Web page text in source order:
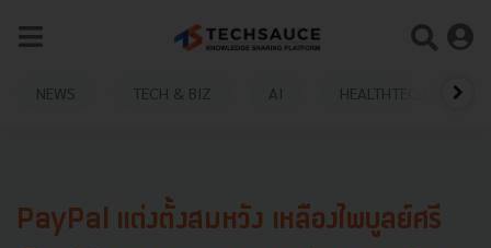
NEWS TECH & BIZ AI HEALTHTECH
PayPal แต่งตั้งสมหวัง เหลืองไพบูลย์ศรี